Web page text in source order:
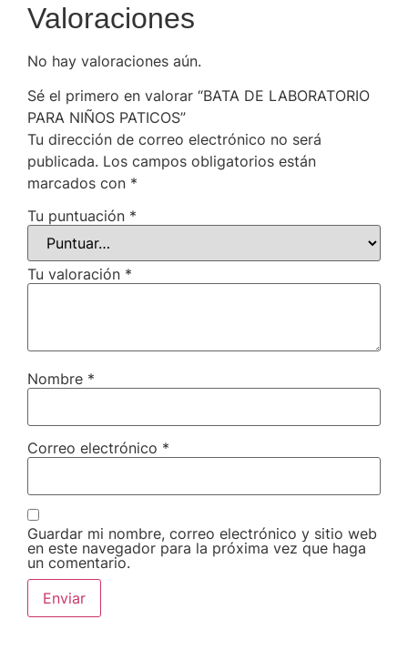
Valoraciones
No hay valoraciones aún.
Sé el primero en valorar “BATA DE LABORATORIO
PARA NIÑOS PATICOS”
Tu dirección de correo electrónico no será
publicada. Los campos obligatorios están
marcados con *
Tu puntuación *
Tu valoración *
Nombre *
Correo electrónico *
Guardar mi nombre, correo electrónico y sitio web
en este navegador para la próxima vez que haga
un comentario.